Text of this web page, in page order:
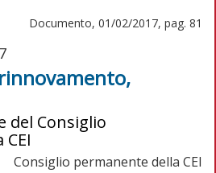
Documento, 01/02/2017, pag. 81
del Consiglio
Consiglio permanente della CEI